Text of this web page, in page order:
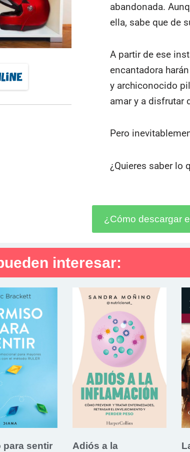
abandonada.
ella, sabe que de
A partir de ese
encantadora
y archiconocido
amar y a disfrutar
Pero
¿Quieres saber lo
¿Cómo descargar
interesar:
para sentir
Adiós a la